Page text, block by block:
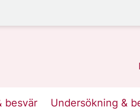
besvär Undersökning &